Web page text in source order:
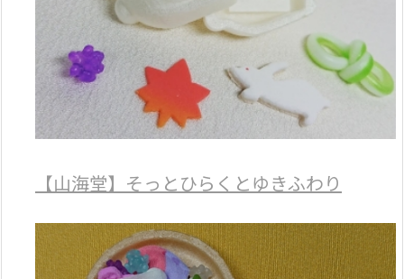
【山海堂】そっとひらくとゆきふわり